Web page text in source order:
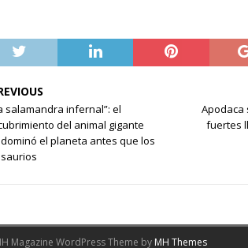
salamandra infernal”: el
del animal gigante
el planeta antes que los
Apodaca
fuertes
Magazine WordPress Theme by MH Themes